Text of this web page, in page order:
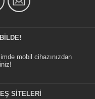
mobil cihazınızdan
SİTELERİ